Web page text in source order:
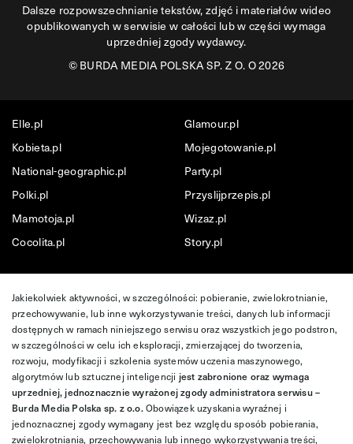
Dalsze rozpowszechnianie tekstów, zdjęć i materiałów wideo
opublikowanych w serwisie w całości lub w części wymaga
uprzedniej zgody wydawcy.
©BURDA MEDIA POLSKA SP. Z O. O 2026
Elle.pl
Glamour.pl
Kobieta.pl
Mojegotowanie.pl
National-geographic.pl
Party.pl
Polki.pl
Przyslijprzepis.pl
Mamotoja.pl
Wizaz.pl
Cocolita.pl
Story.pl
Jakiekolwiek aktywności, w szczególności: pobieranie, zwielokrotnianie,
przechowywanie, lub inne wykorzystywanie treści, danych lub informacji
dostępnych w ramach niniejszego serwisu oraz wszystkich jego podstron,
w szczególności w celu ich eksploracji, zmierzającej do tworzenia,
rozwoju, modyfikacji i szkolenia systemów uczenia maszynowego,
algorytmów lub sztucznej inteligencji jest zabronione oraz wymaga
uprzedniej, jednoznacznie wyrażonej zgody administratora serwisu –
Burda Media Polska sp. z o.o.Obowiązek uzyskania wyraźnej i
jednoznacznej zgody wymagany jest bez względu sposób pobierania,
zwielokrotniania, przechowywania lub innego wykorzystywania treści,